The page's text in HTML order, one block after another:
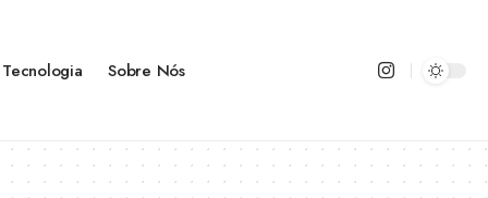
Tecnologia Sobre Nós